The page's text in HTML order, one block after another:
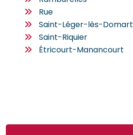
Rue
Saint-Léger-lès-Domart
Saint-Riquier
Étricourt-Manancourt